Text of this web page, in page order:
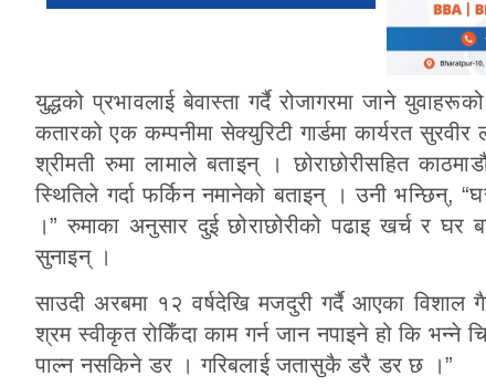
युद्धको प्रभावलाई बेवास्ता गर्दै रोजागरमा जाने
कतारको एक कम्पनीमा सेक्युरिटी गार्डमा कार्यरत
श्रीमती रुमा लामाले बताइन् । छोराछोरीसहित
स्थितिले गर्दा फर्किन नमानेको बताइन् । उनी भन्छिन्,
।” रुमाका अनुसार दुई छोराछोरीको पढाइ खर्च र
सुनाइन् ।
साउदी अरबमा १२ वर्षदेखि मजदुरी गर्दै आएका
श्रम स्वीकृत रोकिँदा काम गर्न जान नपाइने हो कि भन्ने
पाल्न नसकिने डर । गरिबलाई जतासुकै डरै डर छ ।”